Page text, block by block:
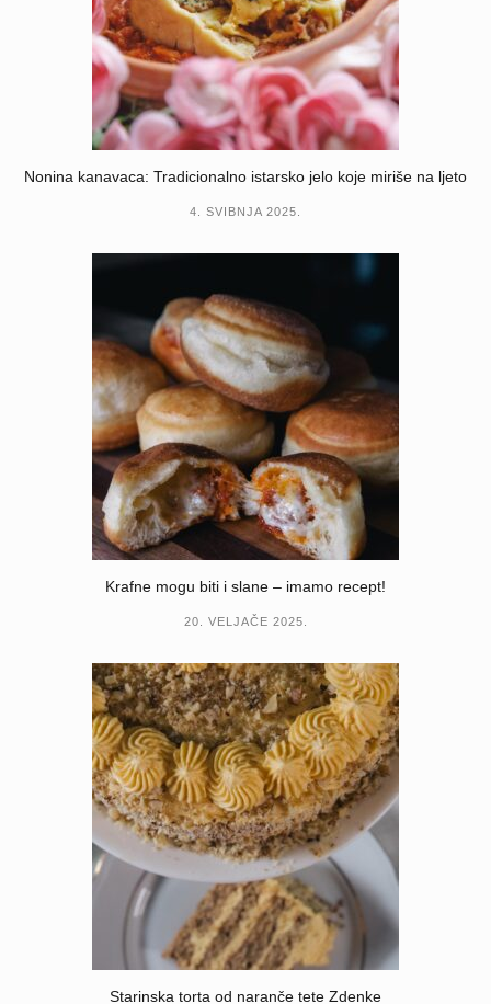
Nonina kanavaca: Tradicionalno istarsko jelo koje miriše na ljeto
4. SVIBNJA 2025.
Krafne mogu biti i slane – imamo recept!
20. VELJAČE 2025.
Starinska torta od naranče tete Zdenke